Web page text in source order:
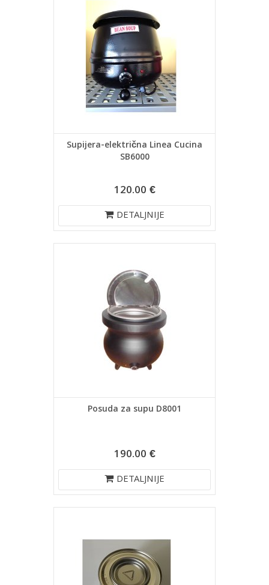
Supijera-električna Linea Cucina
SB6000
120.00 €
DETALJNIJE
Posuda za supu D8001
190.00 €
DETALJNIJE